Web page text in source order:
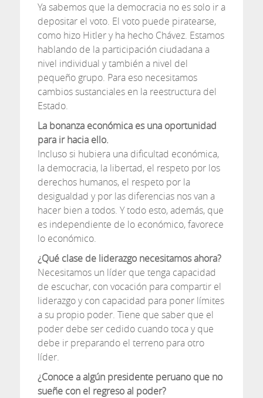
Ya sabemos que la democracia no es solo ir a
depositar el voto. El voto puede piratearse,
como hizo Hitler y ha hecho Chávez. Estamos
hablando de la participación ciudadana a
nivel individual y también a nivel del
pequeño grupo. Para eso necesitamos
cambios sustanciales en la reestructura del
Estado.
La bonanza económica es una oportunidad
para ir hacia ello.
Incluso si hubiera una dificultad económica,
la democracia, la libertad, el respeto por los
derechos humanos, el respeto por la
desigualdad y por las diferencias nos van a
hacer bien a todos. Y todo esto, además, que
es independiente de lo económico, favorece
lo económico.
¿Qué clase de liderazgo necesitamos ahora?
Necesitamos un líder que tenga capacidad
de escuchar, con vocación para compartir el
liderazgo y con capacidad para poner límites
a su propio poder. Tiene que saber que el
poder debe ser cedido cuando toca y que
debe ir preparando el terreno para otro
líder.
¿Conoce a algún presidente peruano que no
sueñe con el regreso al poder?